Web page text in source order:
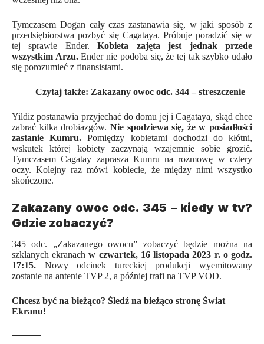
Tymczasem Dogan cały czas zastanawia się, w jaki sposób z
przedsiębiorstwa pozbyć się Cagataya. Próbuje poradzić się w
tej sprawie Ender.Kobieta zajęta jest jednak przede
wszystkim Arzu.Ender nie podoba się, że tej tak szybko udało
się porozumieć z finansistami.
Czytaj także: Zakazany owoc odc. 344 – streszczenie
Yildiz postanawia przyjechać do domu jej i Cagataya, skąd chce
zabrać kilka drobiazgów. Nie spodziewa się, że w posiadłości
zastanie Kumru. Pomiędzy kobietami dochodzi do kłótni,
wskutek której kobiety zaczynają wzajemnie sobie grozić.
Tymczasem Cagatay zaprasza Kumru na rozmowę w cztery
oczy. Kolejny raz mówi kobiecie, że między nimi wszystko
skończone.
Zakazany owoc odc. 345 – kiedy w tv?
Gdzie zobaczyć?
345 odc. „Zakazanego owocu” zobaczyć będzie można na
szklanych ekranachw czwartek, 16 listopada 2023 r. o godz.
17:15. Nowy odcinek tureckiej produkcji wyemitowany
zostanie na antenie TVP 2, a później trafi na TVP VOD.
Chcesz być na bieżąco? Śledź na bieżąco stronę Świat
Ekranu!